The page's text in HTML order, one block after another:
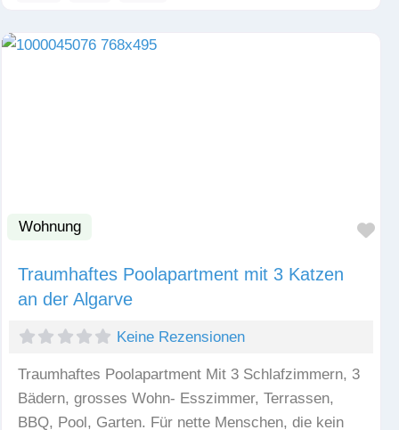
Wohnung
Traumhaftes Poolapartment mit 3 Katzen
an der Algarve
Keine Rezensionen
Traumhaftes Poolapartment Mit 3 Schlafzimmern, 3
Bädern, grosses Wohn- Esszimmer, Terrassen,
BBQ, Pool, Garten. Für nette Menschen, die kein